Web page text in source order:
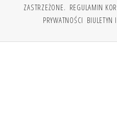
ZASTRZEŻONE. REGULAMIN
PRYWATNOŚCI BIULETYN